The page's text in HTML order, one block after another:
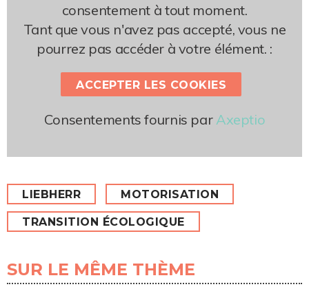
consentement à tout moment.
Tant que vous n'avez pas accepté, vous ne
pourrez pas accéder à votre élément. :
ACCEPTER LES COOKIES
Consentements fournis par Axeptio
LIEBHERR MOTORISATION
TRANSITION ÉCOLOGIQUE
SUR LE MÊME THÈME